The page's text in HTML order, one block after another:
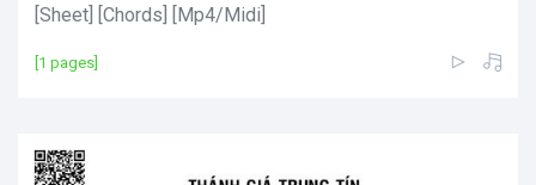
[Sheet] [Chords] [Mp4/Midi]
[1 pages]